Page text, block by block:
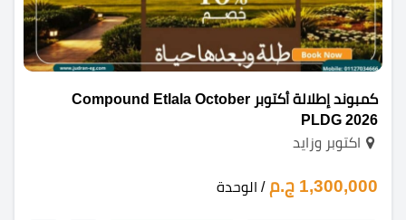
كمبوند إطلالة أكتوبر Compound Etlala October
PLDG 2026
اكتوبر وزايد
1,300,000 ج.م / الوحدة